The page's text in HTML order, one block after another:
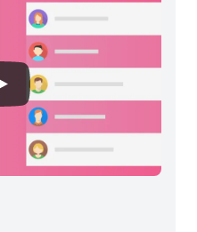
details for